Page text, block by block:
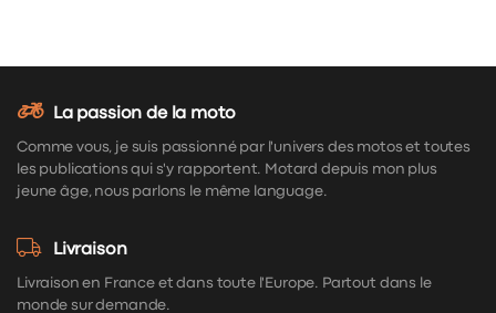
La passion de la moto
Comme vous, je suis passionné par l'univers des motos et toutes
les publications qui s'y rapportent. Motard depuis mon plus
jeune âge, nous parlons le même language.
Livraison
Livraison en France et dans toute l'Europe. Partout dans le
monde sur demande.